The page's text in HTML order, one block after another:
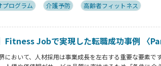
プログラム 介護予防 高齢者フィットネス
Fitness Jobで実現した転職成功事例 〈
において、人材採用は事業成長を左右する重要な要素で